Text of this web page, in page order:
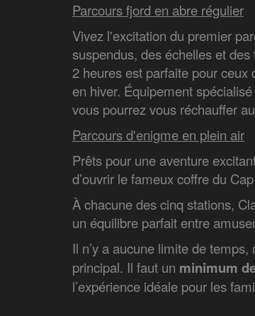
Parcours fjord en abre régulier
Vivez l'excitation du premier
suspendus, des échelles et
2 heures est parfaite pour
en hiver. Équipement
vous pourrez vous réchauffer
Parcours d'enigme en plein air
Prêts pour une aventure
d’ouvrir le fameux coffre du
À chacune des cinq stations,
un équilibre parfait entre
Il n’y a aucune limite de
principal. Il faut un minimum
l’expérience idéale pour les